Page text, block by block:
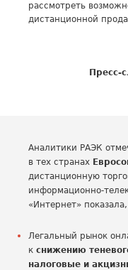
рассмотреть
дистанционной
Пресс-
Аналитики РАЭК
в тех странах
дистанционную
информационно-
«Интернет»
Легальный рынок
к снижению
налоговые и